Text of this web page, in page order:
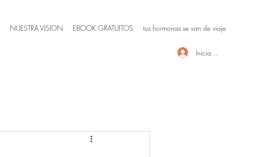
NUESTRA VISION EBOOK GRATUITOS tus hormonas se van de viaje
Iniciar sesión